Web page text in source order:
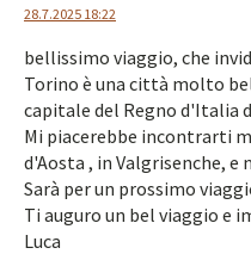
28.7.2025 18:22
bellissimo viaggio, che
Torino è una città molto
capitale del Regno d'Italia
Mi piacerebbe incontrarti
d'Aosta , in Valgrisenche,
Sarà per un prossimo
Ti auguro un bel viaggio e
Luca